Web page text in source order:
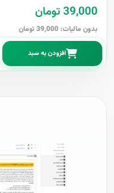
39,000 تومان
بدون مالیات: 39,000 تومان
افزودن به سبد